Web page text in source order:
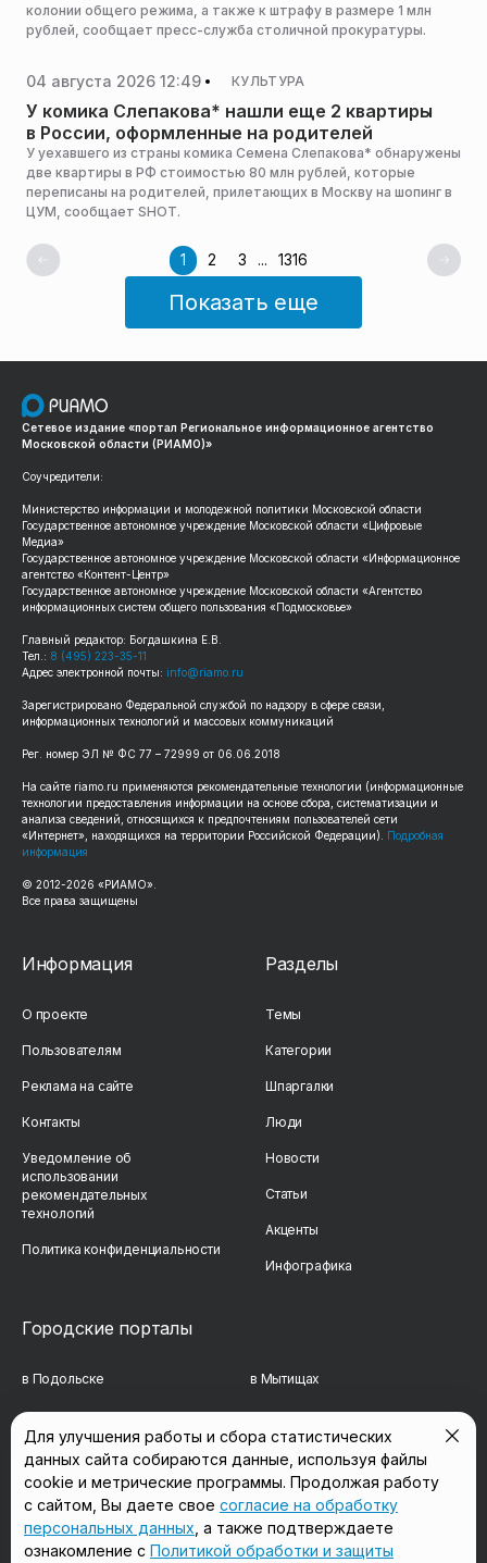
колонии общего режима, а также к штрафу в размере 1 млн
рублей, сообщает пресс-служба столичной прокуратуры.
04 августа 2026 12:49 КУЛЬТУРА
У комика Слепакова* нашли еще 2 квартиры
в России, оформленные на родителей
У уехавшего из страны комика Семена Слепакова* обнаружены
две квартиры в РФ стоимостью 80 млн рублей, которые
переписаны на родителей, прилетающих в Москву на шопинг в
ЦУМ, сообщает SHOT.
1 2 3 ... 1316
Показать еще
Сетевое издание «портал Региональное информационное агентство
Московской области (РИАМО)»
Соучредители:
Министерство информации и молодежной политики Московской области
Государственное автономное учреждение Московской области «Цифровые
Медиа»
Государственное автономное учреждение Московской области «Информационное
агентство «Контент-Центр»
Государственное автономное учреждение Московской области «Агентство
информационных систем общего пользования «Подмосковье»
Главный редактор: Богдашкина Е.В.
Тел.: 8 (495) 223-35-11
Адрес электронной почты: info@riamo.ru
Зарегистрировано Федеральной службой по надзору в сфере связи,
информационных технологий и массовых коммуникаций
Рег. номер ЭЛ № ФС 77 – 72999 от 06.06.2018
На сайте riamo.ru применяются рекомендательные технологии (информационные
технологии предоставления информации на основе сбора, систематизации и
анализа сведений, относящихся к предпочтениям пользователей сети
«Интернет», находящихся на территории Российской Федерации). Подробная
информация
© 2012-2026 «РИАМО».
Все права защищены
Информация
О проекте
Пользователям
Реклама на сайте
Контакты
Уведомление об
использовании
рекомендательных
технологий
Политика конфиденциальности
Разделы
Темы
Категории
Шпаргалки
Люди
Новости
Статьи
Акценты
Инфографика
Городские порталы
в Подольске в Мытищах
в Сергиевом Посаде в Люберцах
в Красногорске в Королёве
в Домодедово в Щёлково
Для улучшения работы и сбора статистических
данных сайта собираются данные, используя файлы
cookie и метрические программы. Продолжая работу
с сайтом, Вы даете свое согласие на обработку
персональных данных , а также подтверждаете
ознакомление с Политикой обработки и защиты